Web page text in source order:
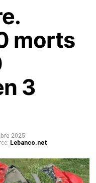
morts
3
2025
Lebanco.net